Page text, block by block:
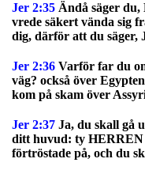
Jer 2:35 Ändå säger du,
vrede säkert vända sig
dig, därför att du säger,
Jer 2:36 Varför far du
väg? också över
kom på skam över
Jer 2:37 Ja, du skall gå
ditt huvud: ty HERREN
förtröstade på, och du